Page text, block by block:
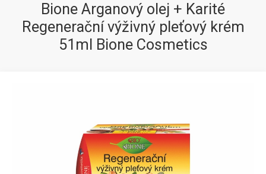
Bione Arganový olej + Karité
Regenerační výživný pleťový krém
51ml Bione Cosmetics